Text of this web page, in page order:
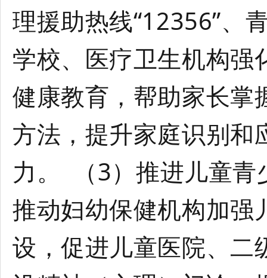
理援助热线“12356”、
学校、医疗卫生机构强
健康教育，帮助家长掌
方法，提升家庭识别和
力。 （3）推进儿童青
推动妇幼保健机构加强
设，促进儿童医院、二